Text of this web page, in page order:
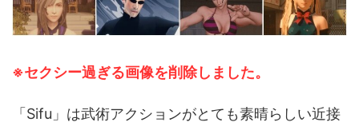
※セクシー過ぎる画像を削除しました。
「Sifu」は武術アクションがとても素晴らしい近接